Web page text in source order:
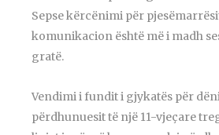
Sepse kërcënimi për
komunikacion është më i madh
gratë.
Vendimi i fundit i gjykatës për
përdhunuesit të një 11-vjeçare